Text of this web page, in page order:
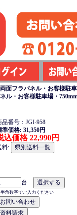
面フラパネル・お客様駐
ル・お客様駐車場・
品番号：JGI-958
準価格: 31,350円
込価格 22,990円
料:
台
角数字でご入力ください